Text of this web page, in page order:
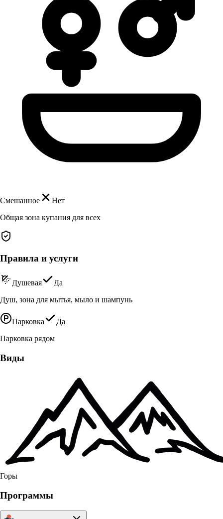
Смешанное
Нет
Общая зона купания для всех
Правила и услуги
Душевая
Да
Душ, зона для мытья, мыло и шампунь
Парковка
Да
Парковка рядом
Виды
Горы
Программы